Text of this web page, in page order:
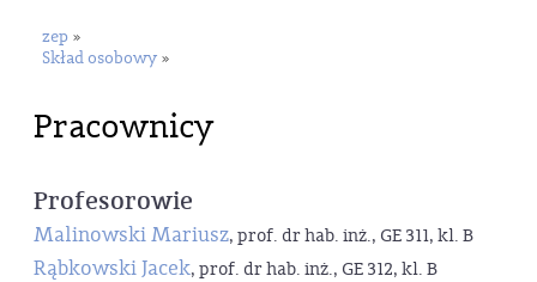
zep »
Skład osobowy »
Pracownicy
Profesorowie
Malinowski Mariusz, prof. dr hab. inż., GE 311, kl. B
Rąbkowski Jacek, prof. dr hab. inż., GE 312, kl. B